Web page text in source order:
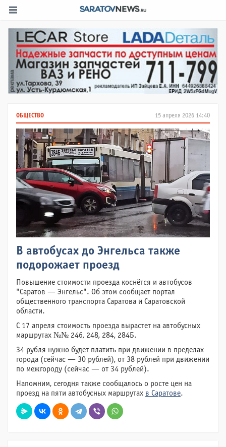
15 апреля 2026 14:40
ОБЩЕСТВО
В автобусах до Энгельса также
подорожает проезд
Повышение стоимости проезда коснётся и автобусов
"Саратов — Энгельс". Об этом сообщает портал
общественного транспорта Саратова и Саратовской
области.
С 17 апреля стоимость проезда вырастет на автобусных
маршрутах №№ 246, 248, 284, 284Б.
34 рубля нужно будет платить при движении в пределах
города (сейчас — 30 рублей), от 38 рублей при движении
по межгороду (сейчас — от 34 рублей).
Напомним, сегодня также сообщалось о росте цен на
проезд на пяти автобусных маршрутах в Саратове.